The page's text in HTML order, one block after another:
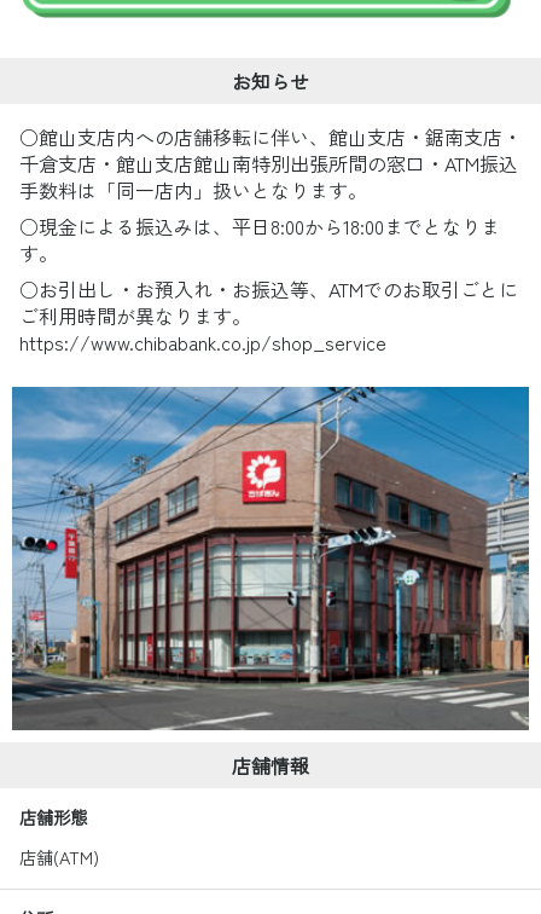
お知らせ
○館山支店内への店舗移転に伴い、館山支店・鋸南支店・
千倉支店・館山支店館山南特別出張所間の窓口・ATM振込
手数料は「同一店内」扱いとなります。
○現金による振込みは、平日8:00から18:00までとなりま
す。
○お引出し・お預入れ・お振込等、ATMでのお取引ごとに
ご利用時間が異なります。
https://www.chibabank.co.jp/shop_service
店舗情報
店舗形態
店舗(ATM)